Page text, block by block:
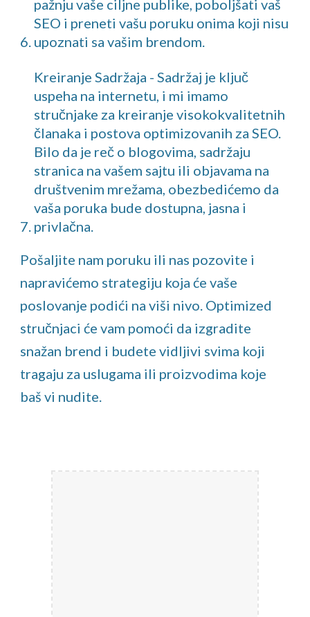
pažnju vaše ciljne publike, poboljšati vaš
SEO i preneti vašu poruku onima koji nisu
upoznati sa vašim brendom.
Kreiranje Sadržaja - Sadržaj je ključ
uspeha na internetu, i mi imamo
stručnjake za kreiranje visokokvalitetnih
članaka i postova optimizovanih za SEO.
Bilo da je reč o blogovima, sadržaju
stranica na vašem sajtu ili objavama na
društvenim mrežama, obezbedićemo da
vaša poruka bude dostupna, jasna i
privlačna.
Pošaljite nam poruku ili nas pozovite i
napravićemo strategiju koja će vaše
poslovanje podići na viši nivo. Optimized
stručnjaci će vam pomoći da izgradite
snažan brend i budete vidljivi svima koji
tragaju za uslugama ili proizvodima koje
baš vi nudite.